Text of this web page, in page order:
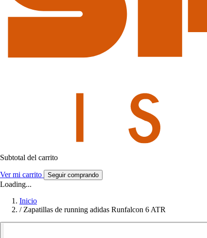
Subtotal del carrito
Ver mi carrito Seguir comprando
Loading...
Inicio
/ Zapatillas de running adidas Runfalcon 6 ATR